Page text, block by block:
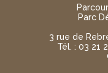
Parc
3 rue de
Tél. : 03 21